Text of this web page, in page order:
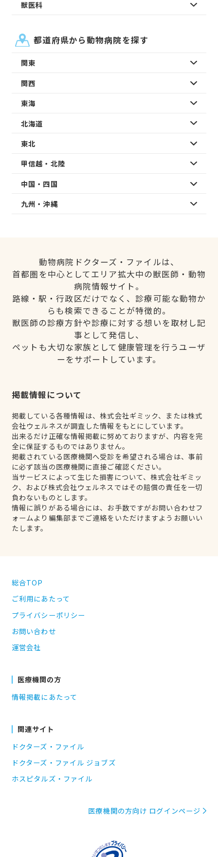
獣医科
都道府県から動物病院を探す
関東
関西
東海
北海道
東北
甲信越・北陸
中国・四国
九州・沖縄
動物病院ドクターズ・ファイルは、
首都圏を中心としてエリア拡大中の獣医師・動物
病院情報サイト。
路線・駅・行政区だけでなく、診療可能な動物か
らも検索できることが特徴的。
獣医師の診療方針や診療に対する想いを取材し記
事として発信し、
ペットも大切な家族として健康管理を行うユーザ
ーをサポートしています。
掲載情報について
掲載している各種情報は、株式会社ギミック、または株式
会社ウェルネスが調査した情報をもとにしています。
出来るだけ正確な情報掲載に努めておりますが、内容を完
全に保証するものではありません。
掲載されている医療機関へ受診を希望される場合は、事前
に必ず該当の医療機関に直接ご確認ください。
当サービスによって生じた損害について、株式会社ギミッ
ク、および株式会社ウェルネスではその賠償の責任を一切
負わないものとします。
情報に誤りがある場合には、お手数ですがお問い合わせフ
ォームより編集部までご連絡をいただけますようお願いい
たします。
総合TOP
ご利用にあたって
プライバシーポリシー
お問い合わせ
運営会社
医療機関の方
情報掲載にあたって
関連サイト
ドクターズ・ファイル
ドクターズ・ファイル ジョブズ
ホスピタルズ・ファイル
医療機関の方向け ログインページ